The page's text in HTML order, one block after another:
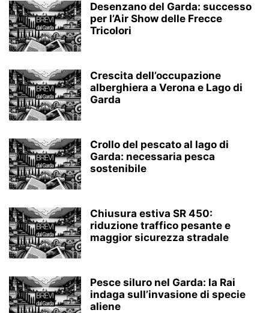
Desenzano del Garda: successo
per l’Air Show delle Frecce
Tricolori
Crescita dell’occupazione
alberghiera a Verona e Lago di
Garda
Crollo del pescato al lago di
Garda: necessaria pesca
sostenibile
Chiusura estiva SR 450:
riduzione traffico pesante e
maggior sicurezza stradale
Pesce siluro nel Garda: la Rai
indaga sull’invasione di specie
aliene